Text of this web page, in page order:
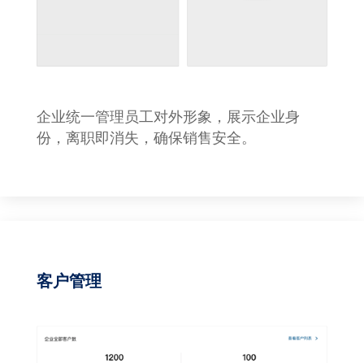
企业统一管理员工对外形象，展示企业身
份，离职即消失，确保销售安全。
客户管理